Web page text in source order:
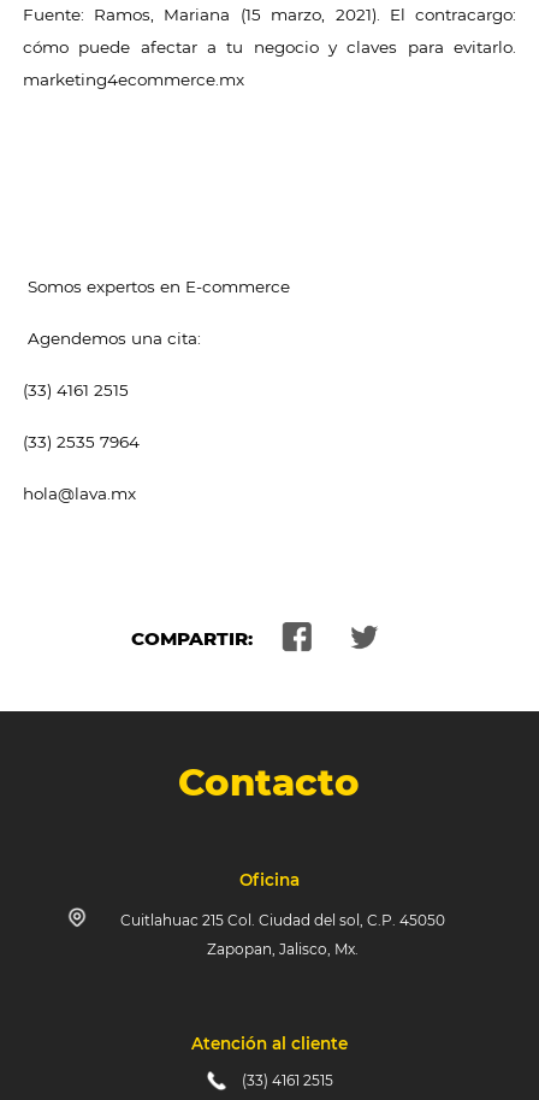
Fuente: Ramos, Mariana (15 marzo, 2021). El contracargo:
cómo puede afectar a tu negocio y claves para evitarlo.
marketing4ecommerce.mx
Somos expertos en E-commerce
Agendemos una cita:
(33) 4161 2515
(33) 2535 7964
hola@lava.mx
COMPARTIR:
Contacto
Oficina
Cuitlahuac 215 Col. Ciudad del sol, C.P. 45050
Zapopan, Jalisco, Mx.
Atención al cliente
(33) 4161 2515